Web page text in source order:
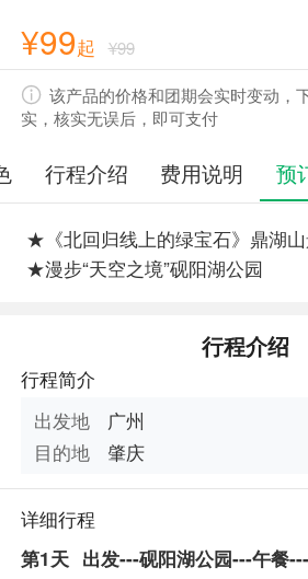
¥99起 ¥99
该产品的价格和团期会实时变动，
实，核实无误后，即可支付
行程介绍 费用说明 预
★《北回归线上的绿宝石》鼎湖
★漫步“天空之境”砚阳湖公园
行程介绍
行程简介
出发地
广州
目的地
肇庆
详细行程
第1天 出发---砚阳湖公园---午餐